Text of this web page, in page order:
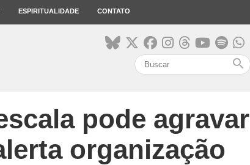
ESPIRITUALIDADE CONTATO
search
pode agravar
organização